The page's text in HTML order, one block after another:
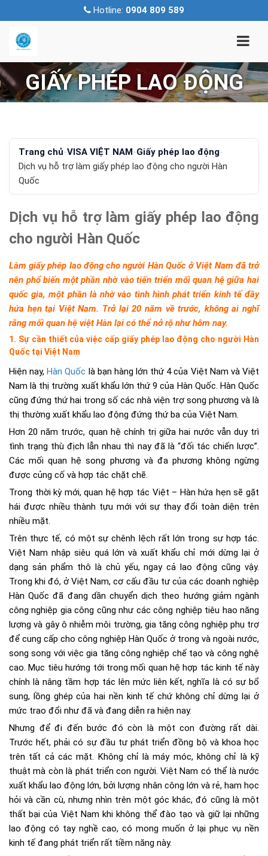
Hotline: 0904 809 589
GIẤY PHÉP LAO ĐỘNG
Trang chủ-VISA VIỆT NAM -Giấy phép lao động-
Dịch vụ hỗ trợ làm giấy phép lao động cho người Hàn
Quốc
Dịch vụ hỗ trợ làm giấy phép lao động
cho người Hàn Quốc
Làm giấy phép lao động cho người Hàn Quốcở Việt Nam đã trở
nên phổ biến một phần nhờ vào tiến triển mối quan hệ giữa hai
quốc gia, một phần là nhờ vào tình hình phát triển kinh tế đầy
hứa hẹn tại Việt Nam. Trở lại 20 năm về trước, không ai nghĩ
rằng mối quan hệ việt Hàn lại có thể nở rộ như hôm nay.
1. Sự cần thiết của việc cấp giấy phép lao động cho người Hàn
Quốc tại Việt Nam
Hiện nay, Hàn Quốc là bạn hàng lớn thứ 4 của Việt Nam và Việt
Nam là thị trường xuất khẩu lớn thứ 9 của Hàn Quốc. Hàn Quốc
cũng đứng thứ hai trong số các nhà viện trợ song phương và là
thị thường xuất khẩu lao động đứng thứ ba của Việt Nam.
Hơn 20 năm trước, quan hệ chính trị giữa hai nước vẫn duy trì
tình trạng thù địch lẫn nhau thì nay đã là “đối tác chiến lược”.
Các mối quan hệ song phương và đa phương không ngừng
được củng cố và hợp tác chặt chẽ.
Trong thời kỳ mới, quan hệ hợp tác Việt – Hàn hứa hẹn sẽ gặt
hái được nhiều thành tựu mới với sự thay đổi toàn diện trên
nhiều mặt.
Trên thực tế, có một sự chênh lệch rất lớn trong sự hợp tác.
Việt Nam nhập siêu quá lớn và xuất khẩu chỉ mới dừng lại ở
dạng sản phẩm thô là chủ yếu, ngay cả lao động cũng vậy.
Trong khi đó, ở Việt Nam, cơ cấu đầu tư của các doanh nghiệp
Hàn Quốc đã đang dần chuyển dịch theo hướng giảm ngành
công nghiệp gia công cũng như các công nghiệp tiêu hao năng
lượng và gây ô nhiễm môi trường, gia tăng công nghiệp phụ trợ
để cung cấp cho công nghiệp Hàn Quốc ở trong và ngoài nước,
song song với việc gia tăng công nghiệp chế tạo và công nghệ
cao. Mục tiêu hướng tới trong mối quan hệ hợp tác kinh tế này
chính là nâng tầm hợp tác lên mức liên kết, nghĩa là có sự bổ
sung, lồng ghép của hai nền kinh tế chứ không chỉ dừng lại ở
mức trao đổi như đã và đang diễn ra hiện nay.
Nhưng để đi đến bước đó còn là một con đường rất dài.
Trước hết, phải có sự đầu tư phát triển đồng bộ và khoa học
trên tất cả các mặt. Không chỉ là máy móc, không chỉ là kỹ
thuật mà còn là phát triển con người. Việt Nam có thể là nước
xuất khẩu lao động lớn, bởi lượng nhân công lớn và rẻ, ham học
hỏi và cần cù, nhưng nhìn trên một góc khác, đó cũng là một
thất bại của Việt Nam khi không thể đào tạo và giữ lại những
lao động có tay nghề cao, có mong muốn ở lại phục vụ nền
kinh tế đang phát triển rất tiềm năng này.